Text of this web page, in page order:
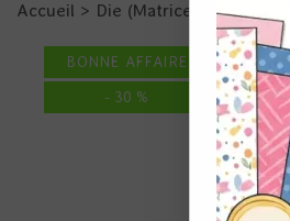
Accueil > Die (Matrice de découpe)
BONNE AFFAIRE
- 30 %